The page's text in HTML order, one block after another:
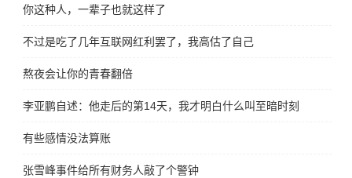
你这种人，一辈子也就这样了
不过是吃了几年互联网红利罢了，我高估了自己
熬夜会让你的青春翻倍
李亚鹏自述：他走后的第14天，我才明白什么叫至暗时刻
有些感情没法算账
张雪峰事件给所有财务人敲了个警钟